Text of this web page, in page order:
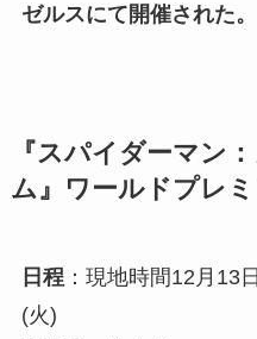
ゼルスにて開催された。
『スパイダーマン
ム』ワールドプレ
日程：現地時間12月13
(火)